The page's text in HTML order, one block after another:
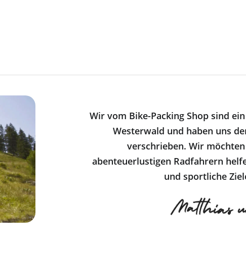
Wir vom Bike-Packing Shop sind
Westerwald und haben uns
verschrieben. Wir
abenteuerlustigen Radfahrern
und sportliche